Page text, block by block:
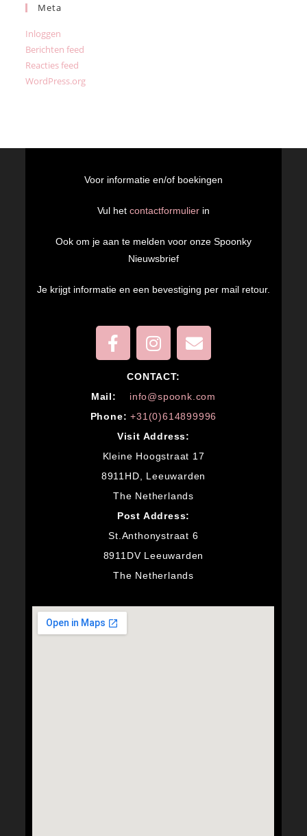
Meta
Inloggen
Berichten feed
Reacties feed
WordPress.org
Voor informatie en/of boekingen
Vul het contactformulier in
Ook om je aan te melden voor onze Spoonky
Nieuwsbrief
Je krijgt informatie en een bevestiging per mail retour.
CONTACT:
Mail:
info@spoonk.com
Phone: +31(0)614899996
Visit Address:
Kleine Hoogstraat 17
8911HD, Leeuwarden
The Netherlands
Post Address:
St.Anthonystraat 6
8911DV Leeuwarden
The Netherlands